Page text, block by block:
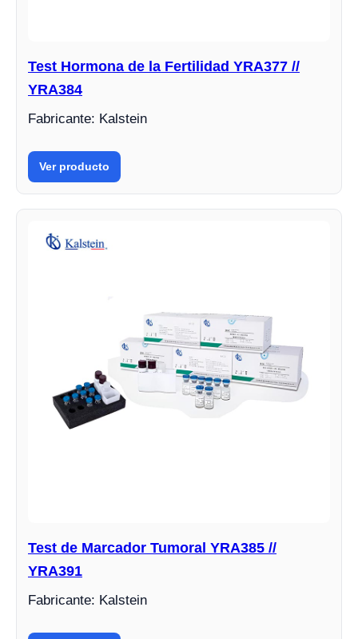
Test Hormona de la Fertilidad YRA377 //
YRA384
Fabricante: Kalstein
Ver producto
Test de Marcador Tumoral YRA385 //
YRA391
Fabricante: Kalstein